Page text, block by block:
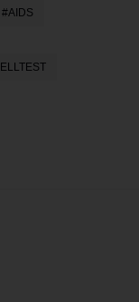
AIDS